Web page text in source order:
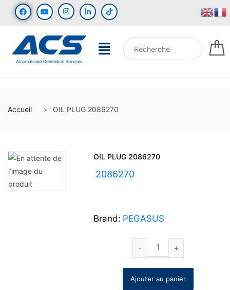
Accueil OIL PLUG 2086270
OIL PLUG 2086270
2086270
Brand: PEGASUS
Ajouter au panier